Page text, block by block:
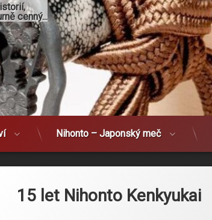
cenný...
Nihonto – Japonský meč
15 let Nihonto Kenkyukai